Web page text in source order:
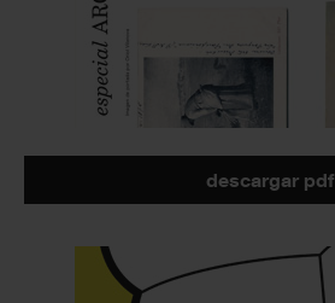
descargar pdf